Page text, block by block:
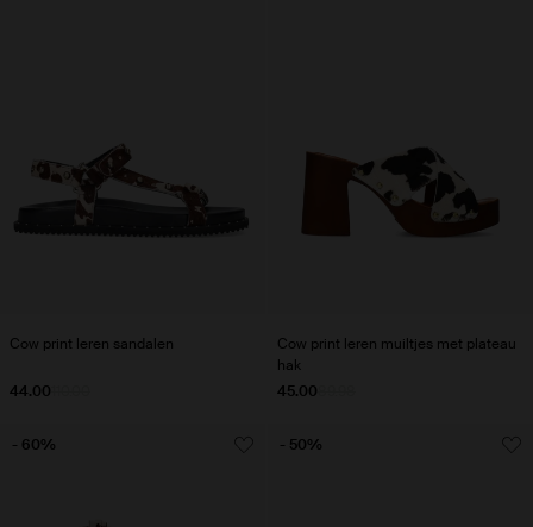
Cow print leren sandalen
44.00
Cow print leren muiltjes met plateau
hak
45.00
- 60% - 50%